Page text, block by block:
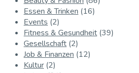
Essen & Trinken (16)
Events (2)
Fitness & Gesundheit (39)
Gesellschaft (2)
Job & Finanzen (12)
Kultur (2)